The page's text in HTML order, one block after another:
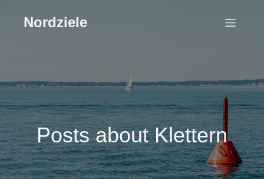
Nordziele
Posts about Klettern